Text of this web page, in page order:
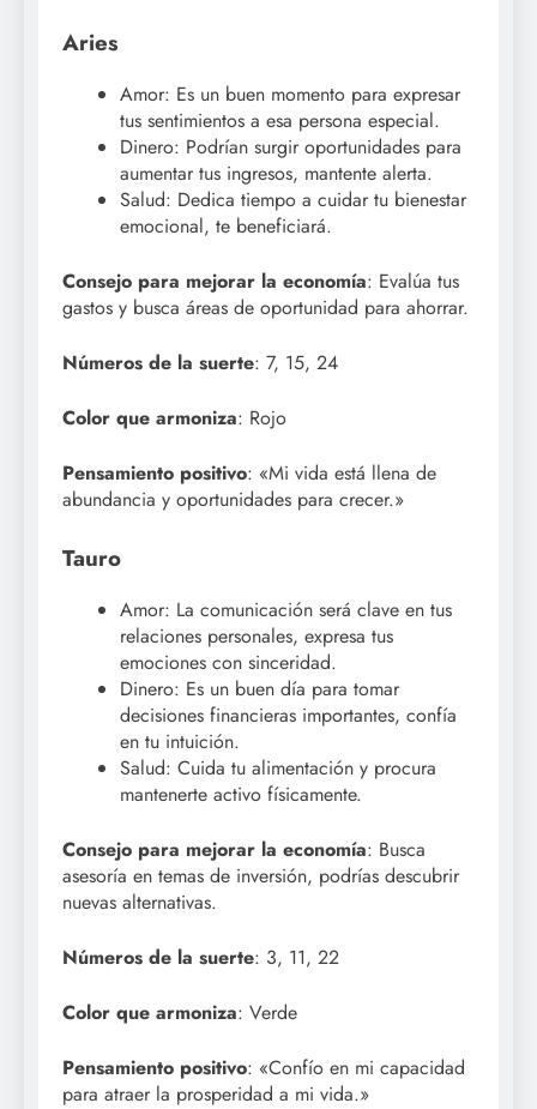
Aries
Amor: Es un buen momento para expresar
tus sentimientos a esa persona especial.
Dinero: Podrían surgir oportunidades para
aumentar tus ingresos, mantente alerta.
Salud: Dedica tiempo a cuidar tu bienestar
emocional, te beneficiará.
Consejo para mejorar la economía: Evalúa tus
gastos y busca áreas de oportunidad para ahorrar.
Números de la suerte: 7, 15, 24
Color que armoniza: Rojo
Pensamiento positivo: «Mi vida está llena de
abundancia y oportunidades para crecer.»
Tauro
Amor: La comunicación será clave en tus
relaciones personales, expresa tus
emociones con sinceridad.
Dinero: Es un buen día para tomar
decisiones financieras importantes, confía
en tu intuición.
Salud: Cuida tu alimentación y procura
mantenerte activo físicamente.
Consejo para mejorar la economía: Busca
asesoría en temas de inversión, podrías descubrir
nuevas alternativas.
Números de la suerte: 3, 11, 22
Color que armoniza: Verde
Pensamiento positivo: «Confío en mi capacidad
para atraer la prosperidad a mi vida.»